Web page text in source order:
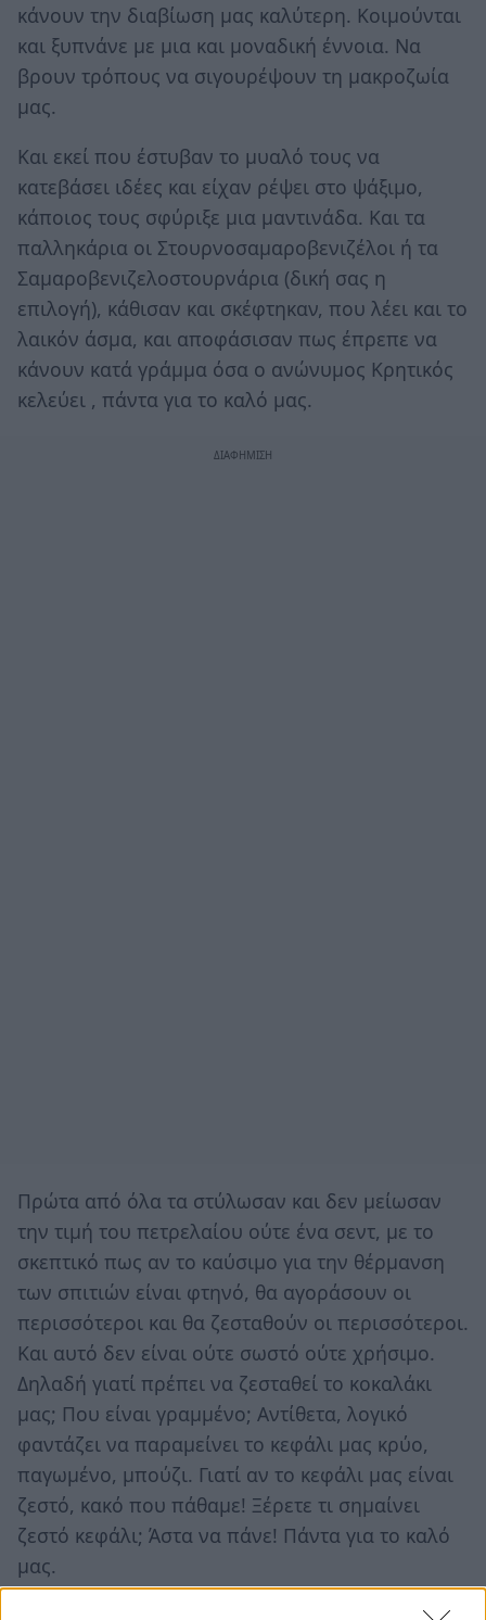
κάνουν την διαβίωση μας καλύτερη. Κοιμούνται
και ξυπνάνε με μια και μοναδική έννοια. Να
βρουν τρόπους να σιγουρέψουν τη μακροζωία
μας.
Και εκεί που έστυβαν το μυαλό τους να
κατεβάσει ιδέες και είχαν ρέψει στο ψάξιμο,
κάποιος τους σφύριξε μια μαντινάδα. Και τα
παλληκάρια οι Στουρνοσαμαροβενιζέλοι ή τα
Σαμαροβενιζελοστουρνάρια (δική σας η
επιλογή), κάθισαν και σκέφτηκαν, που λέει και το
λαικόν άσμα, και αποφάσισαν πως έπρεπε να
κάνουν κατά γράμμα όσα ο ανώνυμος Κρητικός
κελεύει , πάντα για το καλό μας.
Πρώτα από όλα τα στύλωσαν και δεν μείωσαν
την τιμή του πετρελαίου ούτε ένα σεντ, με το
σκεπτικό πως αν το καύσιμο για την θέρμανση
των σπιτιών είναι φτηνό, θα αγοράσουν οι
περισσότεροι και θα ζεσταθούν οι περισσότεροι.
Και αυτό δεν είναι ούτε σωστό ούτε χρήσιμο.
Δηλαδή γιατί πρέπει να ζεσταθεί το κοκαλάκι
μας; Που είναι γραμμένο; Αντίθετα, λογικό
φαντάζει να παραμείνει το κεφάλι μας κρύο,
παγωμένο, μπούζι. Γιατί αν το κεφάλι μας είναι
ζεστό, κακό που πάθαμε! Ξέρετε τι σημαίνει
ζεστό κεφάλι; Άστα να πάνε! Πάντα για το καλό
μας.